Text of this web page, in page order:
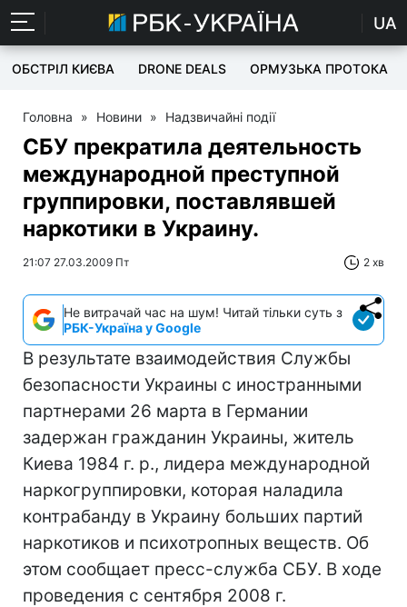
UA
ОБСТРІЛ КИЄВА DRONE DEALS ОРМУЗЬКА ПРОТОКА
Головна » Новини » Надзвичайні події
СБУ прекратила деятельность
международной преступной
группировки, поставлявшей
наркотики в Украину.
21:07 27.03.2009 Пт 2 хв
Не витрачай час на шум! Читай тільки суть з
РБК-Україна у Google
В результате взаимодействия Службы
безопасности Украины с иностранными
партнерами 26 марта в Германии
задержан гражданин Украины, житель
Киева 1984 г. р., лидера международной
наркогруппировки, которая наладила
контрабанду в Украину больших партий
наркотиков и психотропных веществ. Об
этом сообщает пресс-служба СБУ. В ходе
проведения с сентября 2008 г.